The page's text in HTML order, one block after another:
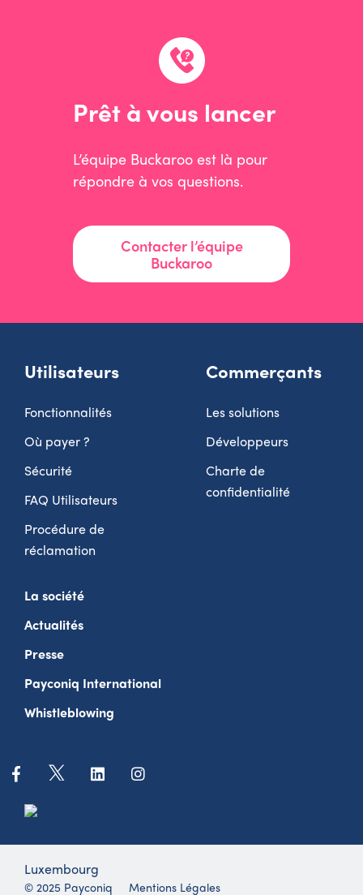
Prêt à vous lancer
L’équipe Buckaroo est là pour
répondre à vos questions.
Contacter l’équipe
Buckaroo
Utilisateurs
Fonctionnalités
Où payer ?
Sécurité
FAQ Utilisateurs
Procédure de
réclamation
Commerçants
Les solutions
Développeurs
Charte de
confidentialité
La société
Actualités
Presse
Payconiq International
Whistleblowing
Luxembourg
Mentions Légales